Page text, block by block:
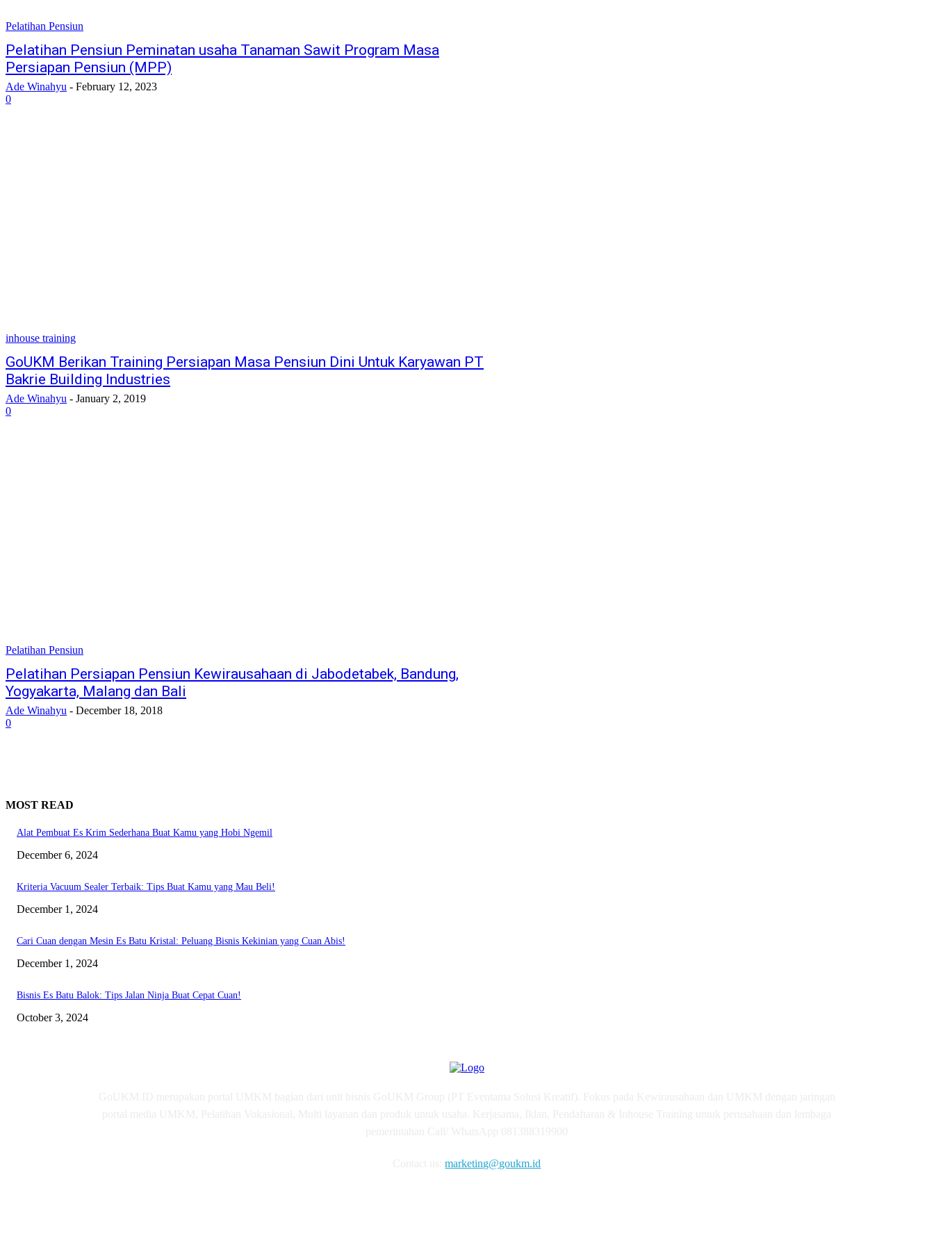
Pelatihan Pensiun
Pelatihan Pensiun Peminatan usaha Tanaman Sawit Program Masa
Persiapan Pensiun (MPP)
Ade Winahyu - February 12, 2023
0
inhouse training
GoUKM Berikan Training Persiapan Masa Pensiun Dini Untuk Karyawan PT
Bakrie Building Industries
Ade Winahyu - January 2, 2019
0
Pelatihan Pensiun
Pelatihan Persiapan Pensiun Kewirausahaan di Jabodetabek, Bandung,
Yogyakarta, Malang dan Bali
Ade Winahyu - December 18, 2018
0
MOST READ
Alat Pembuat Es Krim Sederhana Buat Kamu yang Hobi Ngemil
December 6, 2024
Kriteria Vacuum Sealer Terbaik: Tips Buat Kamu yang Mau Beli!
December 1, 2024
Cari Cuan dengan Mesin Es Batu Kristal: Peluang Bisnis Kekinian yang Cuan Abis!
December 1, 2024
Bisnis Es Batu Balok: Tips Jalan Ninja Buat Cepat Cuan!
October 3, 2024
Contact us:marketing@goukm.id